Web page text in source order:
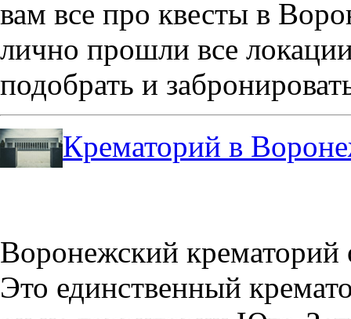
вам все про квесты в
лично прошли все
подобрать и
Крематорий в
Воронежский крематорий
Это единственный